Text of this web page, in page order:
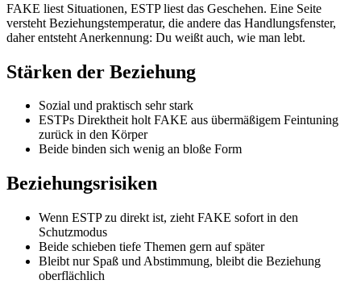
FAKE liest Situationen, ESTP liest das Geschehen. Eine Seite
versteht Beziehungstemperatur, die andere das Handlungsfenster,
daher entsteht Anerkennung: Du weißt auch, wie man lebt.
Stärken der Beziehung
Sozial und praktisch sehr stark
ESTPs Direktheit holt FAKE aus übermäßigem Feintuning
zurück in den Körper
Beide binden sich wenig an bloße Form
Beziehungsrisiken
Wenn ESTP zu direkt ist, zieht FAKE sofort in den
Schutzmodus
Beide schieben tiefe Themen gern auf später
Bleibt nur Spaß und Abstimmung, bleibt die Beziehung
oberflächlich